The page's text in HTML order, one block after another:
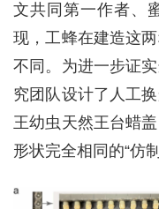
文共同第一作者、
现，工蜂在建造这
不同。为进一步证
究团队设计了人工
王幼虫天然王台蜡
形状完全相同的“仿制